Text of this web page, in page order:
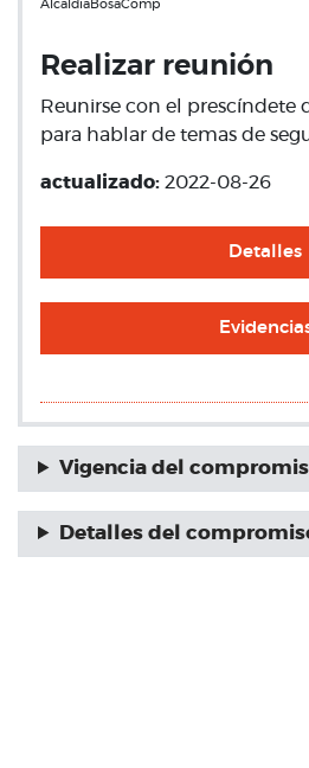
AlcaldiaBosaComp
Realizar reunión
Reunirse con el prescíndete
para hablar de temas de
actualizado: 2022-08-26
Detalles
Vigencia del
Detalles del